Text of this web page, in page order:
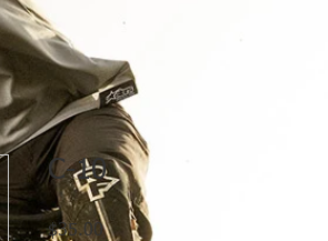
C-10
$35.00Precio